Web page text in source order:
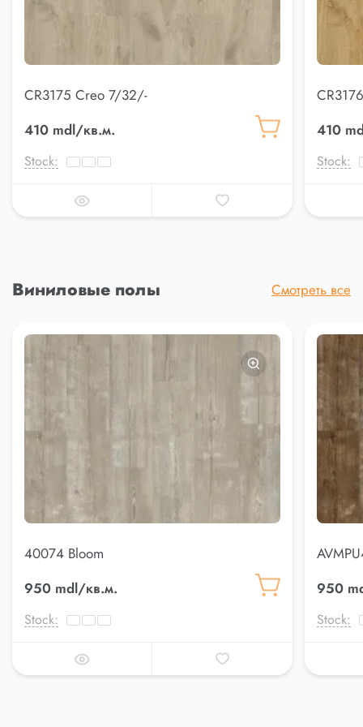
CR3175 Creo 7/32/-
410 mdl/кв.м.
Stock:
410
Stock:
Виниловые полы Смотреть все
40074 Bloom
950 mdl/кв.м.
Stock:
950
Stock: